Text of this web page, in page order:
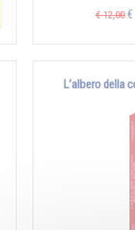
€ 12,00 €
L’albero della